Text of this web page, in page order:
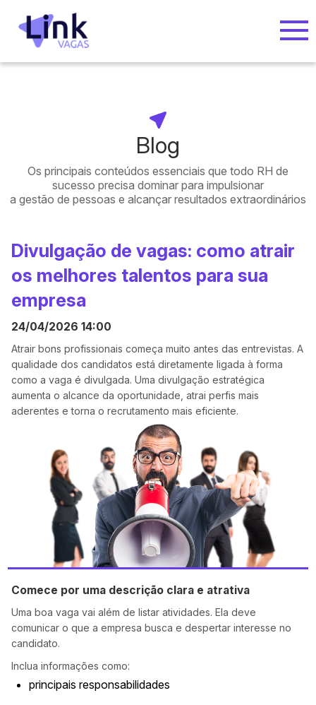
Blog
Os principais conteúdos essenciais que todo RH de
sucesso precisa dominar para impulsionar
a gestão de pessoas e alcançar resultados extraordinários
Divulgação de vagas: como atrair
os melhores talentos para sua
empresa
24/04/2026 14:00
Atrair bons profissionais começa muito antes das entrevistas. A
qualidade dos candidatos está diretamente ligada à forma
como a vaga é divulgada. Uma divulgação estratégica
aumenta o alcance da oportunidade, atrai perfis mais
aderentes e torna o recrutamento mais eficiente.
Comece por uma descrição clara e atrativa
Uma boa vaga vai além de listar atividades. Ela deve
comunicar o que a empresa busca e despertar interesse no
candidato.
Inclua informações como:
principais responsabilidades